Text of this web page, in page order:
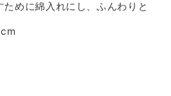
めに綿入れにし、ふんわりと